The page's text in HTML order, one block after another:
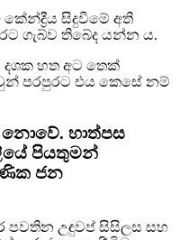
සිදුවීමේ අති
ගැබ්ව තිබේද යන්න ය.
දශක හත අට තෙක්
පරපුරට එය කෙසේ නම්
නොවේ. හාත්පස
පියතුමන්
ජන
පවතින උඳුවප් සිසිලස සහ